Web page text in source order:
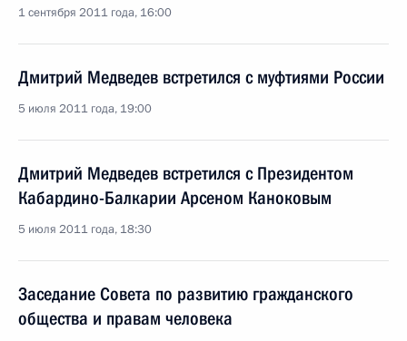
1 сентября 2011 года, 16:00
Дмитрий Медведев встретился с муфтиями России
5 июля 2011 года, 19:00
Дмитрий Медведев встретился с Президентом
Кабардино-Балкарии Арсеном Каноковым
5 июля 2011 года, 18:30
Заседание Совета по развитию гражданского
общества и правам человека